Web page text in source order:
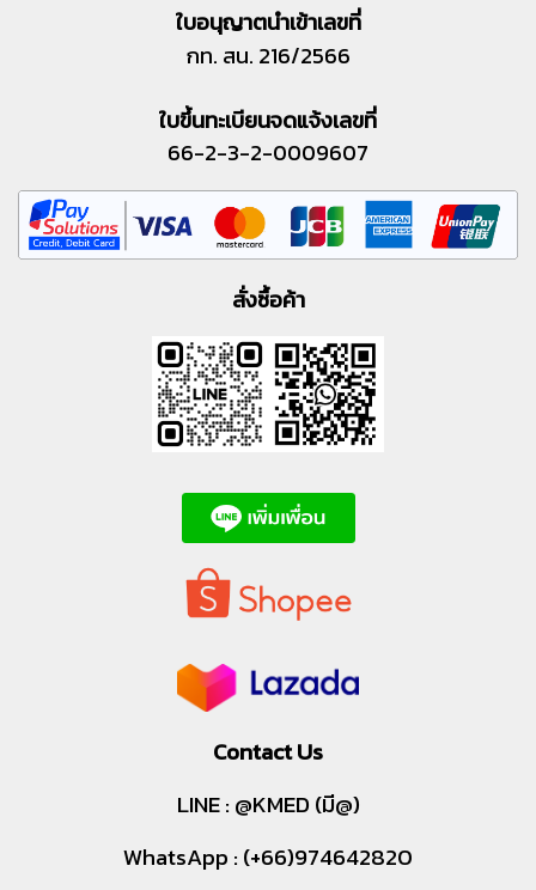
ใบอนุญาตนำเข้าเลขที่
กท. สน. 216/2566
ใบขึ้นทะเบียนจดแจ้งเลขที่
66-2-3-2-0009607
สั่งซื้อค้า
Contact Us
LINE : @KMED (มี@)
WhatsApp : (+66)974642820